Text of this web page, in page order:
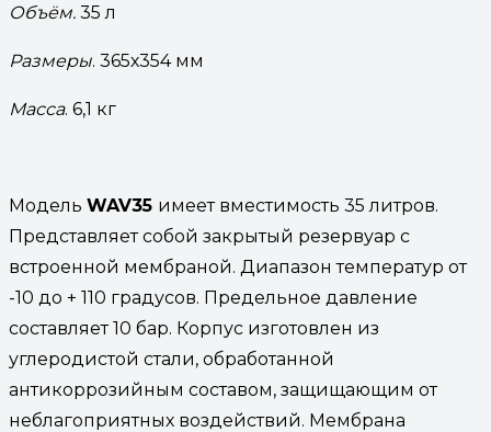
Объём. 35 л
Размеры. 365х354 мм
Масса. 6,1 кг
Модель WAV35 имеет вместимость 35 литров.
Представляет собой закрытый резервуар с
встроенной мембраной. Диапазон температур от
-10 до + 110 градусов. Предельное давление
составляет 10 бар. Корпус изготовлен из
углеродистой стали, обработанной
антикоррозийным составом, защищающим от
неблагоприятных воздействий. Мембрана